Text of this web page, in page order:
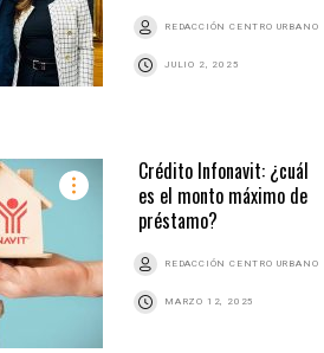
REDACCIÓN CENTRO URBANO
JULIO 2, 2025
Crédito Infonavit: ¿cuál
es el monto máximo de
préstamo?
REDACCIÓN CENTRO URBANO
MARZO 12, 2025